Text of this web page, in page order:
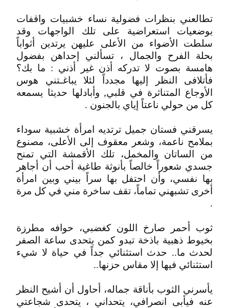
تطالعني بنظرات فضولية نساء خشبيات واقفات
بوضعيات استعراضية على تلك الواجهات وقد
سلطت الأضواء من الأعلى عليهن يرتدين أثواباً
بحلة الفرح والجمال ، تسألني إحداهن بفضول
هامسة بصوت لا تدركه أذن غير أذني : ما بك؟
فأتلافى النظر إليها مجدداً لئلا يباغـتني هوس
الأوجاع المتناثرة في قلبي, وأبادلها حديثا يسمعه
كل من حولي ناعتاً إياي بالجنون .
يسرقني فستان جميل ترتديه امرأة خشبية سوداء
بملامح ناعمة، وشعر معقوف إلى الأعلى، مصنوع
من الساتان والمخمل، تلك الأقمشة التي تمنح
جسدي شعوراً خالصاً بأنوثة طاغية أحب أن أجاهر
بها نفسي، وأن احتفل بها سراً بيني وبين امرأة
أخرى تشبهني تماماً، تقف ساخرة مني في كل مرة
.
ثوب أحمر صارخ اللون كغضبي، حوافه مطرزة
بخيوط ذهبية باذخة تبدو كمن يتحدى ساعة الصفر
لحدث ما.. حدث استثنائي جداً في حياة لا شيء
استثنائي فيها إلا مقاس حزنها..
يأسرني الثوب بأناقة جماله، أحاول أن أشيح النظر
عنه فيأبى انصرافي، يتحداني ، يتحدى شجاعتي